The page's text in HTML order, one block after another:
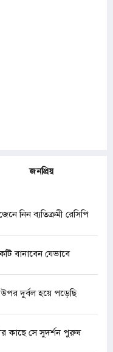
জনপ্রিয়
নিন ব্যতিক্রমী রেসিপি
বানাবেন যেভাবে
দুর্বল হয়ে পড়েছি
কাছে সে সুদর্শন পুরুষ